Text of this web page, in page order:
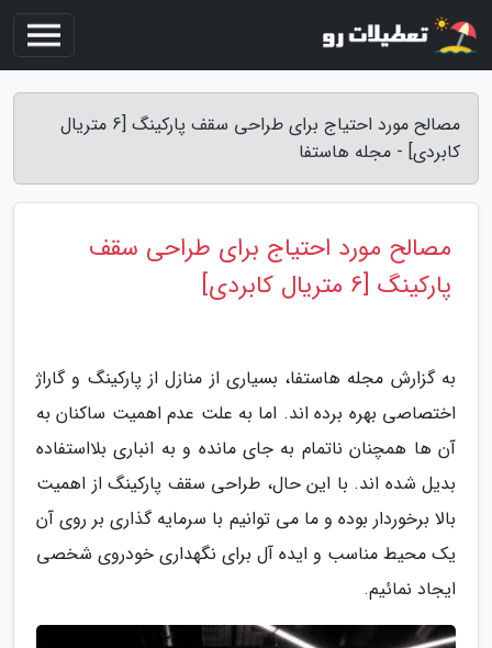
مصالح مورد احتیاج برای طراحی سقف پارکینگ [6 متریال
کابردی] - مجله هاستفا
مصالح مورد احتیاج برای طراحی سقف
پارکینگ [6 متریال کابردی]
به گزارش مجله هاستفا، بسیاری از منازل از پارکینگ و گاراژ
اختصاصی بهره برده اند. اما به علت عدم اهمیت ساکنان به
آن ها همچنان ناتمام به جای مانده و به انباری بلااستفاده
بدیل شده اند. با این حال، طراحی سقف پارکینگ از اهمیت
بالا برخوردار بوده و ما می توانیم با سرمایه گذاری بر روی آن
یک محیط مناسب و ایده آل برای نگهداری خودروی شخصی
ایجاد نمائیم.